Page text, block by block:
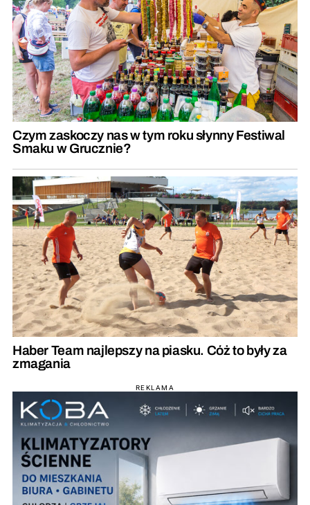
Czym zaskoczy nas w tym roku słynny Festiwal
Smaku w Grucznie?
Haber Team najlepszy na piasku. Cóż to były za
zmagania
REKLAMA